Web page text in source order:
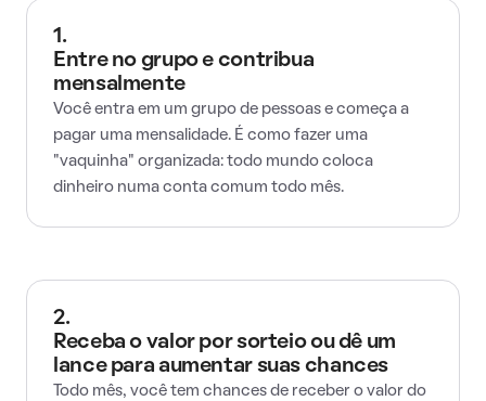
1.
Entre no grupo e contribua
mensalmente
Você entra em um grupo de pessoas e começa a
pagar uma mensalidade. É como fazer uma
"vaquinha" organizada: todo mundo coloca
dinheiro numa conta comum todo mês.
2.
Receba o valor por sorteio ou dê um
lance para aumentar suas chances
Todo mês, você tem chances de receber o valor do